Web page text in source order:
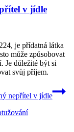
v jídle
je přídatná látka
může způsobovat
Je důležité být si
svůj příjem.
nepřítel v jídle